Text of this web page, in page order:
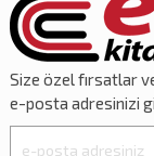
Size özelfırsatlar
e-posta adresinizi